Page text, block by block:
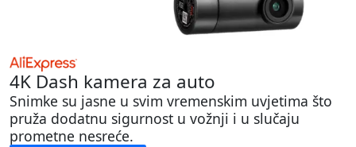
4K Dash kamera za auto
Snimke su jasne u svim vremenskim uvjetima što
pruža dodatnu sigurnost u vožnji i u slučaju
prometne nesreće.